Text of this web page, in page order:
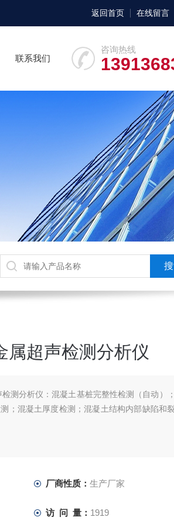
返回首页 在线留言
咨询热线
联系我们
属超声检测分析仪
测分析仪：混凝土基桩完整性检测（自动）
；混凝土厚度检测；混凝土结构内部缺陷和
厂商性质： 生产厂家
访 问 量： 1919